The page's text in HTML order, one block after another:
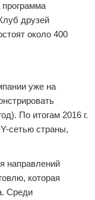
друзей
около 400
уже на
По итогам 2016 г.
сетью страны,
направлений
которая
Среди